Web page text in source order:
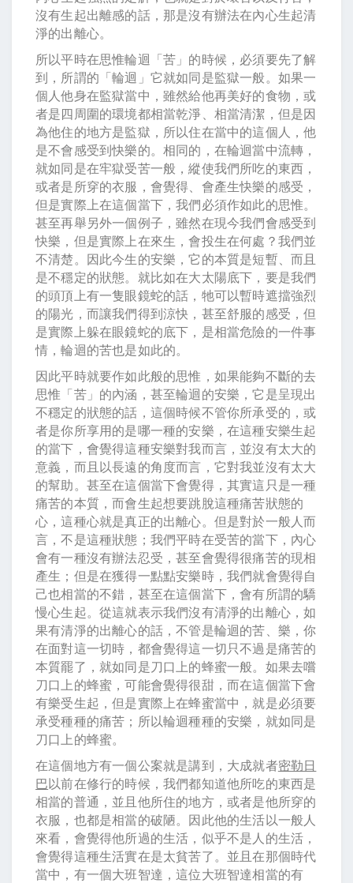
沒有生起出離感的話，那是沒有辦法在內心生起清
淨的出離心。
所以平時在思惟輪迴「苦」的時候，必須要先了解
到，所謂的「輪迴」它就如同是監獄一般。如果一
個人他身在監獄當中，雖然給他再美好的食物，或
者是四周圍的環境都相當乾淨、相當清潔，但是因
為他住的地方是監獄，所以住在當中的這個人，他
是不會感受到快樂的。相同的，在輪迴當中流轉，
就如同是在牢獄受苦一般，縱使我們所吃的東西，
或者是所穿的衣服，會覺得、會產生快樂的感受，
但是實際上在這個當下，我們必須作如此的思惟。
甚至再舉另外一個例子，雖然在現今我們會感受到
快樂，但是實際上在來生，會投生在何處？我們並
不清楚。因此今生的安樂，它的本質是短暫、而且
是不穩定的狀態。就比如在大太陽底下，要是我們
的頭頂上有一隻眼鏡蛇的話，牠可以暫時遮擋強烈
的陽光，而讓我們得到涼快，甚至舒服的感受，但
是實際上躲在眼鏡蛇的底下，是相當危險的一件事
情，輪迴的苦也是如此的。
因此平時就要作如此般的思惟，如果能夠不斷的去
思惟「苦」的內涵，甚至輪迴的安樂，它是呈現出
不穩定的狀態的話，這個時候不管你所承受的，或
者是你所享用的是哪一種的安樂，在這種安樂生起
的當下，會覺得這種安樂對我而言，並沒有太大的
意義，而且以長遠的角度而言，它對我並沒有太大
的幫助。甚至在這個當下會覺得，其實這只是一種
痛苦的本質，而會生起想要跳脫這種痛苦狀態的
心，這種心就是真正的出離心。但是對於一般人而
言，不是這種狀態；我們平時在受苦的當下，內心
會有一種沒有辦法忍受，甚至會覺得很痛苦的現相
產生；但是在獲得一點點安樂時，我們就會覺得自
己也相當的不錯，甚至在這個當下，會有所謂的驕
慢心生起。從這就表示我們沒有清淨的出離心，如
果有清淨的出離心的話，不管是輪迴的苦、樂，你
在面對這一切時，都會覺得這一切只不過是痛苦的
本質罷了，就如同是刀口上的蜂蜜一般。如果去嚐
刀口上的蜂蜜，可能會覺得很甜，而在這個當下會
有樂受生起，但是實際上在蜂蜜當中，就是必須要
承受種種的痛苦；所以輪迴種種的安樂，就如同是
刀口上的蜂蜜。
在這個地方有一個公案就是講到，大成就者密勒日
巴以前在修行的時候，我們都知道他所吃的東西是
相當的普通，並且他所住的地方，或者是他所穿的
衣服，也都是相當的破陋。因此他的生活以一般人
來看，會覺得他所過的生活，似乎不是人的生活，
會覺得這種生活實在是太貧苦了。並且在那個時代
當中，有一個大班智達，這位大班智達相當的有